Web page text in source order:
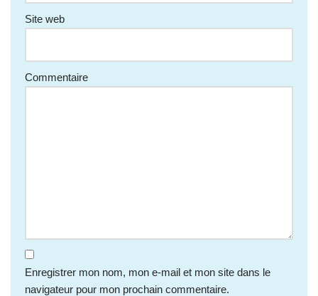
Site web
Commentaire
Enregistrer mon nom, mon e-mail et mon site dans le
navigateur pour mon prochain commentaire.